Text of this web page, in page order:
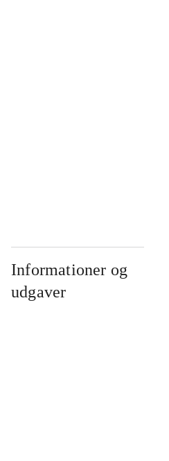
Informationer og
udgaver